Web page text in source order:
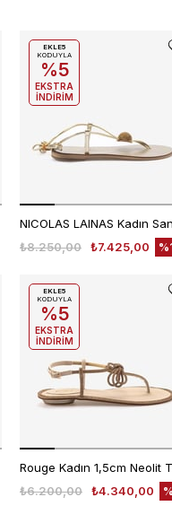
₺7.425,00
₺8.250,00
EKLE5
KODUYLA
%5
EKSTRA
İNDİRİM
₺4.340,00
₺6.200,00
EKLE5
KODUYLA
%5
EKSTRA
İNDİRİM